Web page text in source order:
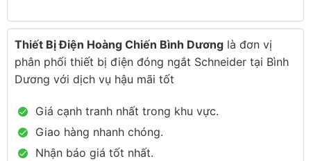
Thiết Bị Điện Hoàng Chiến Bình Dương là đơn vị
phân phối thiết bị điện đóng ngắt Schneider tại Bình
Dương với dịch vụ hậu mãi tốt
Giá cạnh tranh nhất trong khu vực.
Giao hàng nhanh chóng.
Nhận báo giá tốt nhất.